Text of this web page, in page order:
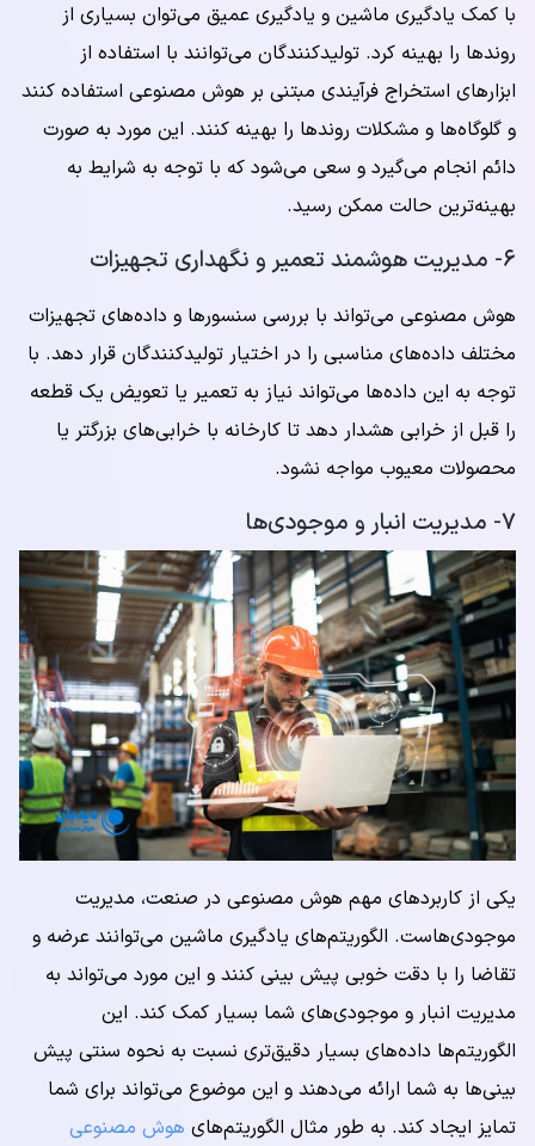
با کمک یادگیری ماشین و یادگیری عمیق می‌توان بسیاری از
روندها را بهینه کرد. تولیدکنندگان می‌توانند با استفاده از
ابزارهای استخراج فرآیندی مبتنی بر هوش مصنوعی استفاده کنند
و گلوگاه‌ها و مشکلات روندها را بهینه کنند. این مورد به صورت
دائم انجام می‌گیرد و سعی می‌شود که با توجه به شرایط به
بهینه‌ترین حالت ممکن رسید.
۶- مدیریت هوشمند تعمیر و نگهداری تجهیزات
هوش مصنوعی می‌تواند با بررسی سنسورها و داده‌های تجهیزات
مختلف داده‌های مناسبی را در اختیار تولیدکنندگان قرار دهد. با
توجه به این داده‌ها می‌تواند نیاز به تعمیر یا تعویض یک قطعه
را قبل از خرابی هشدار دهد تا کارخانه با خرابی‌های بزرگتر یا
محصولات معیوب مواجه نشود.
۷- مدیریت انبار و موجودی‌ها
یکی از کاربردهای مهم هوش مصنوعی در صنعت، مدیریت
موجودی‌هاست. الگوریتم‌های یادگیری ماشین می‌توانند عرضه و
تقاضا را با دقت خوبی پیش بینی کنند و این مورد می‌تواند به
مدیریت انبار و موجودی‌های شما بسیار کمک کند. این
الگوریتم‌ها داده‌های بسیار دقیق‌تری نسبت به نحوه سنتی پیش
بینی‌ها به شما ارائه می‌دهند و این موضوع می‌تواند برای شما
تمایز ایجاد کند. به طور مثال الگوریتم‌های هوش مصنوعی